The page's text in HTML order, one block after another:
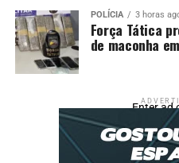
POLÍCIA 3 horas
Força Tática
de maconha
Enter ad